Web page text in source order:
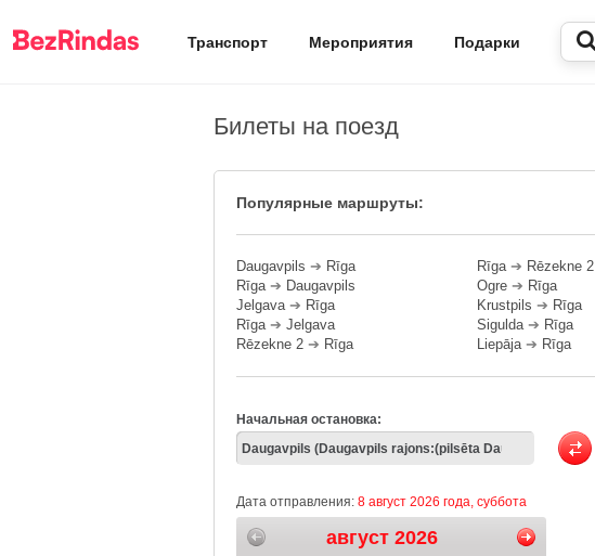
Транспорт Мероприятия Подарки
Билеты на поезд
Популярные маршруты:
Daugavpils ➔ Rīga
Rīga➔ Daugavpils
Jelgava➔ Rīga
Rīga➔ Jelgava
Rēzekne 2 ➔ Rīga
Rīga➔ Rēzekne 2
Ogre ➔ Rīga
Krustpils ➔ Rīga
Sigulda➔ Rīga
Liepāja➔ Rīga
Начальная остановка:
Дата отправления: 8 август 2026 года, суббота
август 2026